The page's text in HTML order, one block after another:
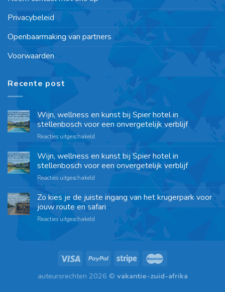
Privacybeleid
Openbaarmaking van partners
Voorwaarden
Recente post
Wijn, wellness en kunst bij Spier hotel in
stellenbosch voor een onvergetelijk verblijf
Reacties uitgeschakeld
Wijn, wellness en kunst bij Spier hotel in
stellenbosch voor een onvergetelijk verblijf
Reacties uitgeschakeld
Zo kies je de juiste ingang van het krugerpark voor
jouw route en safari
Reacties uitgeschakeld
auteursrechten 2026 © vakantie-zuid-afrika